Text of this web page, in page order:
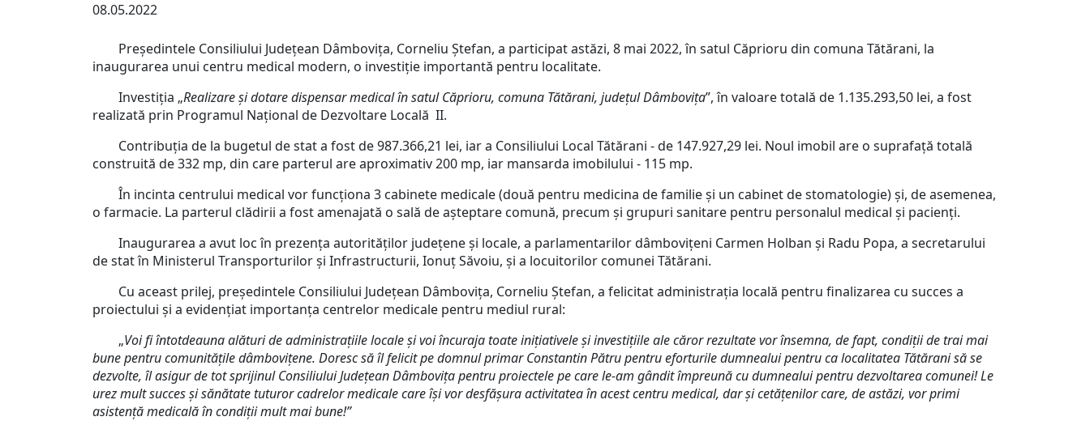
08.05.2022
Președintele Consiliului Județean Dâmbovița, Corneliu Ștefan, a participat astăzi, 8 mai 2022, în satul Căprioru din comuna Tătărani, la
inaugurarea unui centru medical modern, o investiție importantă pentru localitate.
Investiția „Realizare și dotare dispensar medical în satul Căprioru, comuna Tătărani, județul Dâmbovița”, în valoare totală de 1.135.293,50 lei, a fost
realizată prin Programul Național de Dezvoltare Locală II.
Contribuția de la bugetul de stat a fost de 987.366,21 lei, iar a Consiliului Local Tătărani - de 147.927,29 lei. Noul imobil are o suprafață totală
construită de 332 mp, din care parterul are aproximativ 200 mp, iar mansarda imobilului - 115 mp.
În incinta centrului medical vor funcționa 3 cabinete medicale (două pentru medicina de familie și un cabinet de stomatologie) și, de asemenea,
o farmacie. La parterul clădirii a fost amenajată o sală de așteptare comună, precum și grupuri sanitare pentru personalul medical și pacienți.
Inaugurarea a avut loc în prezența autorităților județene și locale, a parlamentarilor dâmbovițeni Carmen Holban și Radu Popa, a secretarului
de stat în Ministerul Transporturilor și Infrastructurii, Ionuț Săvoiu, și a locuitorilor comunei Tătărani.
Cu aceast prilej, președintele Consiliului Județean Dâmbovița, Corneliu Ștefan, a felicitat administrația locală pentru finalizarea cu succes a
proiectului și a evidențiat importanța centrelor medicale pentru mediul rural:
„Voi fi întotdeauna alături de administrațiile locale și voi încuraja toate inițiativele și investițiile ale căror rezultate vor însemna, de fapt, condiții de trai mai
bune pentru comunitățile dâmbovițene. Doresc să îl felicit pe domnul primar Constantin Pătru pentru eforturile dumnealui pentru ca localitatea Tătărani să se
dezvolte, îl asigur de tot sprijinul Consiliului Județean Dâmbovița pentru proiectele pe care le-am gândit împreună cu dumnealui pentru dezvoltarea comunei! Le
urez mult succes și sănătate tuturor cadrelor medicale care își vor desfășura activitatea în acest centru medical, dar și cetățenilor care, de astăzi, vor primi
asistență medicală în condiții mult mai bune!”